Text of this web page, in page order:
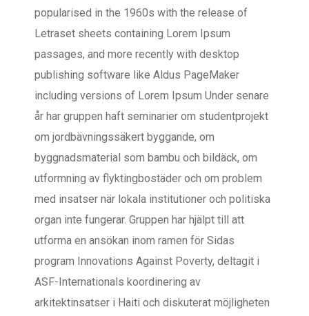
popularised in the 1960s with the release of
Letraset sheets containing Lorem Ipsum
passages, and more recently with desktop
publishing software like Aldus PageMaker
including versions of Lorem Ipsum Under senare
år har gruppen haft seminarier om studentprojekt
om jordbävningssäkert byggande, om
byggnadsmaterial som bambu och bildäck, om
utformning av flyktingbostäder och om problem
med insatser när lokala institutioner och politiska
organ inte fungerar. Gruppen har hjälpt till att
utforma en ansökan inom ramen för Sidas
program Innovations Against Poverty, deltagit i
ASF-Internationals koordinering av
arkitektinsatser i Haiti och diskuterat möjligheten